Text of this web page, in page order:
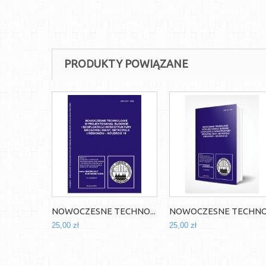
PRODUKTY POWIĄZANE
NOWOCZESNE TECHNO...
25,00 zł
NOWOCZESNE
25,00 zł